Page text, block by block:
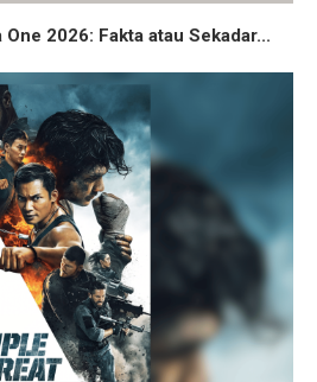
2026: Fakta atau Sekadar...